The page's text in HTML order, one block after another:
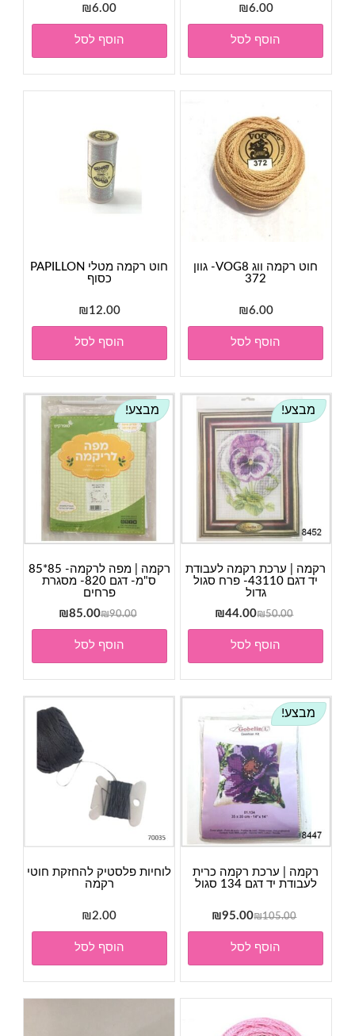
₪6.00
הוסף לסל
₪6.00
הוסף לסל
חוט רקמה ווג VOG8- גוון
372
₪6.00
הוסף לסל
חוט רקמה מטלי PAPILLON
כסוף
₪12.00
הוסף לסל
מבצע!
רקמה | ערכת רקמה לעבודת
יד דגם 43110- פרח סגול
גדול
₪50.00
המחיר
המקורי
היה:
₪50.00.
₪44.00
המחיר
הנוכחי
₪44.00.
הוסף לסל
מבצע!
רקמה | מפה לרקמה- 85*85
ס"מ- דגם 820- מסגרת
פרחים
₪90.00
המחיר
המקורי
היה:
₪90.00.
₪85.00
הנוכחי
₪85.00.
הוסף לסל
מבצע!
רקמה | ערכת רקמה כרית
לעבודת יד דגם 134 סגול
₪105.00
המחיר
המקורי
היה:
₪105.00.
₪95.00
המחיר
הנוכחי
₪95.00.
הוסף לסל
לוחיות פלסטיק להחזקת חוטי
רקמה
₪2.00
הוסף לסל